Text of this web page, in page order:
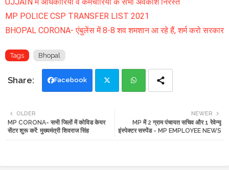
MP POLICE CSP TRANSFER LIST 2021
BHOPAL CORONA- एंबुलेंस में 8-8 शव शमशान आ रहे हैं, शर्म करो सरकार
Tags Bhopal
Facebook
tte ats
NEWER
MP में 2 ग्राम पंचायत सचिव और 1 रेवेन्यू
इंस्पेक्टर सस्पेंड - MP EMPLOYEE NEWS
OLDER
MP CORONA- सभी जिलों में कोविड केयर
सेंटर शुरू करें: मुख्यमंत्री शिवराज सिंह